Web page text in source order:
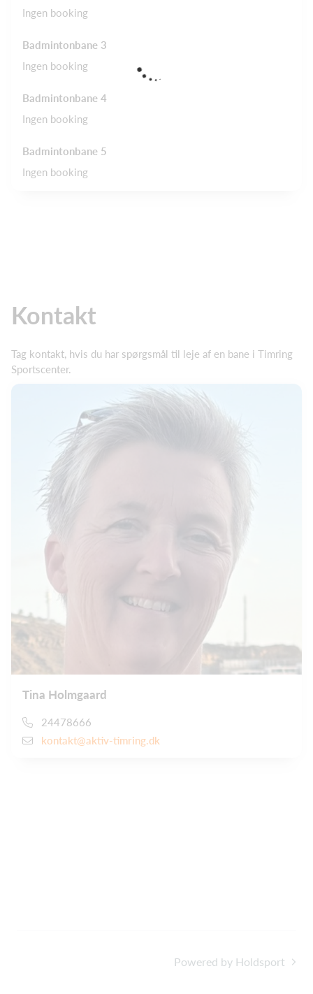
Ingen booking
Badmintonbane 3
Ingen booking
Badmintonbane 4
Ingen booking
Badmintonbane 5
Ingen booking
Kontakt
Tag kontakt, hvis du har spørgsmål til leje af en bane i Timring
Sportscenter.
Tina Holmgaard
24478666
kontakt@aktiv-timring.dk
Powered by Holdsport